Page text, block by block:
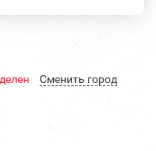
Cменить город